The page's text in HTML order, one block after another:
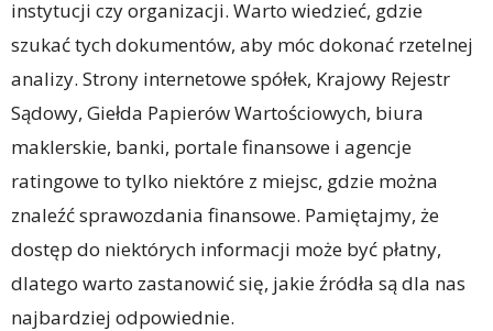
instytucji czy organizacji. Warto wiedzieć, gdzie
szukać tych dokumentów, aby móc dokonać rzetelnej
analizy. Strony internetowe spółek, Krajowy Rejestr
Sądowy, Giełda Papierów Wartościowych, biura
maklerskie, banki, portale finansowe i agencje
ratingowe to tylko niektóre z miejsc, gdzie można
znaleźć sprawozdania finansowe. Pamiętajmy, że
dostęp do niektórych informacji może być płatny,
dlatego warto zastanowić się, jakie źródła są dla nas
najbardziej odpowiednie.